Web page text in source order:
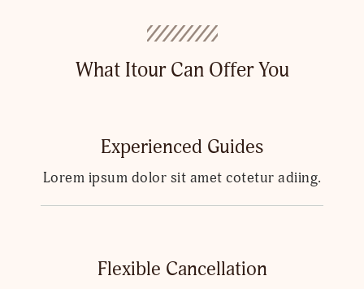
What Itour Can Offer You
Experienced Guides
Lorem ipsum dolor sit amet cotetur adiing.
Flexible Cancellation